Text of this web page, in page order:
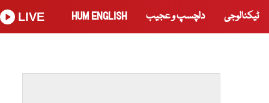
ٹیکنالوجی دلچسپ و عجیب HUM ENGLISH
LIVE